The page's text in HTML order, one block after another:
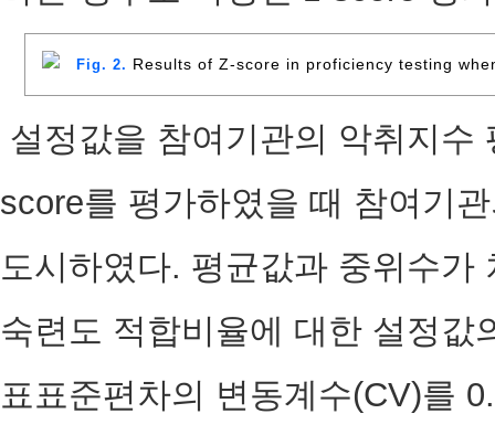
Fig. 2. Results of Z-score in proficiency testing
설정값을 참여기관의 악취지수
score를 평가하였을 때 참여기
도시하였다. 평균값과 중위수
숙련도 적합비율에 대한 설정
표표준편차의 변동계수(CV)를